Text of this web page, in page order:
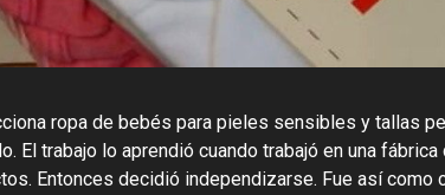
ropa de bebés para pieles sensibles y tallas
El trabajo lo aprendió cuando trabajó en una
Entonces decidió independizarse. Fue así como